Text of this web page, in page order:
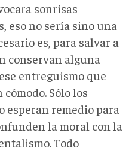
sonrisas
eso no sería sino una
es, para salvar a
conservan alguna
entreguismo que
Sólo los
esperan remedio para
la moral con la
Todo